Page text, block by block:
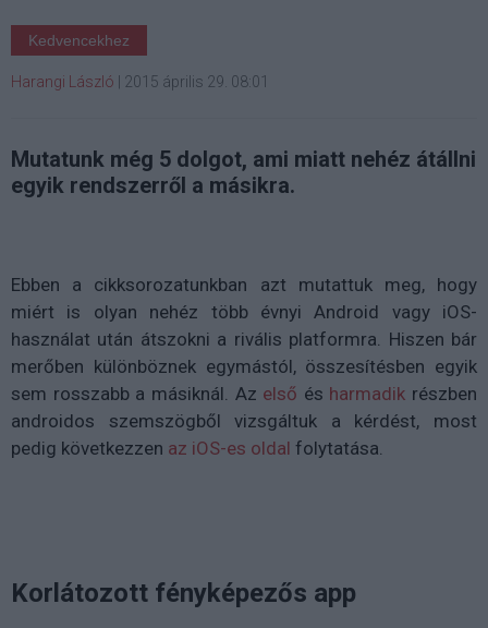
Kedvencekhez
Harangi László 2015 április 29. 08:01
Mutatunk még 5 dolgot, ami miatt nehéz átállni
egyik rendszerről a másikra.
Ebben a cikksorozatunkban azt mutattuk meg, hogy
miért is olyan nehéz több évnyi Android vagy iOS-
használat után átszokni a rivális platformra. Hiszen bár
merőben különböznek egymástól, összesítésben egyik
sem rosszabb a másiknál. Az első és harmadik részben
androidos szemszögből vizsgáltuk a kérdést, most
pedig következzen az iOS-es oldal folytatása.
Korlátozott fényképezős app